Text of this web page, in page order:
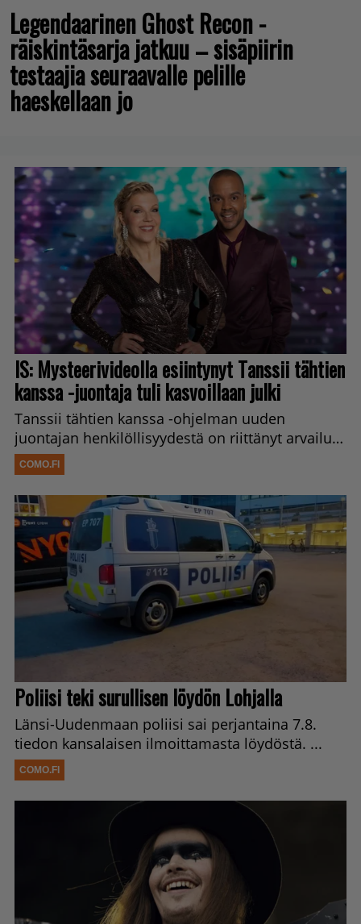
Legendaarinen Ghost Recon -
räiskintäsarja jatkuu – sisäpiirin
testaajia seuraavalle pelille
haeskellaan jo